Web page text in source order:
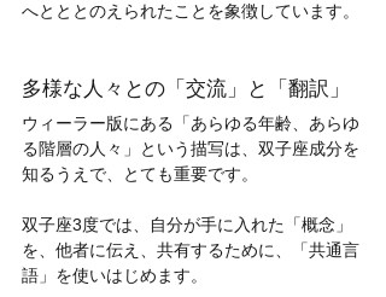
へとととのえられたことを象徴しています。
多様な人々との「交流」と「翻訳」
ウィーラー版にある「あらゆる年齢、あらゆ
る階層の人々」という描写は、双子座成分を
知るうえで、とても重要です。
双子座3度では、自分が手に入れた「概念」
を、他者に伝え、共有するために、「共通言
語」を使いはじめます。